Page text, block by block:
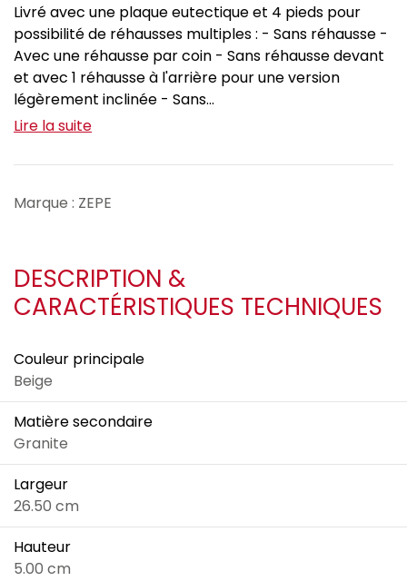
Livré avec une plaque eutectique et 4 pieds pour
possibilité de réhausses multiples : - Sans réhausse -
Avec une réhausse par coin - Sans réhausse devant
et avec 1 réhausse à l'arrière pour une version
légèrement inclinée - Sans...
Lire la suite
Marque : ZEPE
DESCRIPTION &
CARACTÉRISTIQUES TECHNIQUES
Couleur principale
Beige
Matière secondaire
Granite
Largeur
26.50 cm
Hauteur
5.00 cm